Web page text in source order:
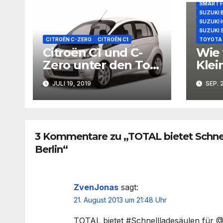
CITROËN C-ZERO CITROËN C1
Citroën C1 und C-
Zero unter den Top
3 der
„Restwertriesen
2023“
JULI 19, 2019
SMART
SUZUKI
SUZUKI
SUZUKI
TOYOTA
Wie
SEP.
3 Kommentare zu „TOTAL bietet
Berlin“
ZvenJonas sagt:
21. August 2013 um 21:48 Uhr
TOTAL bietet #Schnellladesäulen für